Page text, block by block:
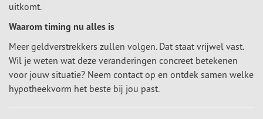
uitkomt.
Waarom timing nu alles is
Meer geldverstrekkers zullen volgen. Dat staat vrijwel vast.
Wil je weten wat deze veranderingen concreet betekenen
voor jouw situatie? Neem contact op en ontdek samen welke
hypotheekvorm het beste bij jou past.